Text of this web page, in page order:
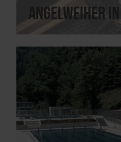
Angelweiher